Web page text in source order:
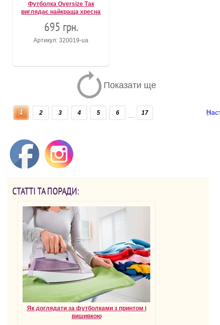
Футболка Oversize Так
виглядає найкраща хресна
695 грн.
Артикул: 320019-ua
Показати ще
1 2 3 4 5 6 17
СТАТТІ ТА ПОРАДИ:
Як доглядати за футболками з принтом і
вишивкою